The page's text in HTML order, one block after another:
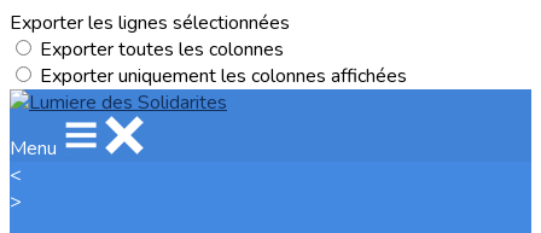
Exporter les lignes sélectionnées
Exporter toutes les colonnes
Exporter uniquement les colonnes affichées
Menu
<
>